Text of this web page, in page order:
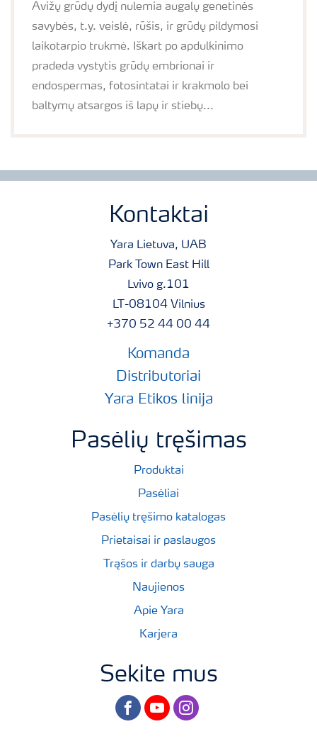
Avižų grūdų dydį nulemia augalų genetinės
savybės, t.y. veislė, rūšis, ir grūdų pildymosi
laikotarpio trukmė. Iškart po apdulkinimo
pradeda vystytis grūdų embrionai ir
endospermas, fotosintatai ir krakmolo bei
baltymų atsargos iš lapų ir stiebų...
Kontaktai
Yara Lietuva, UAB
Park Town East Hill
Lvivo g.101
LT-08104 Vilnius
+370 52 44 00 44
Komanda
Distributoriai
Yara Etikos linija
Pasėlių tręšimas
Produktai
Pasėliai
Pasėlių tręšimo katalogas
Prietaisai ir paslaugos
Trąšos ir darbų sauga
Naujienos
Apie Yara
Karjera
Sekite mus
facebookyoutubeinstagram